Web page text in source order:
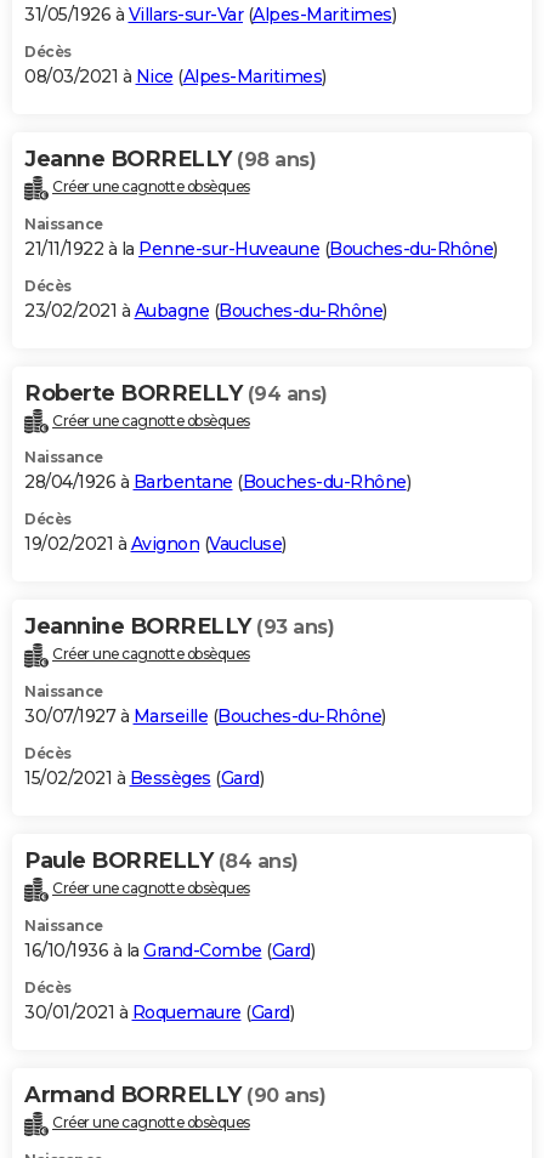
31/05/1926 à Villars-sur-Var(Alpes-Maritimes)
Décès
08/03/2021 à Nice (Alpes-Maritimes)
Jeanne BORRELLY (98 ans)
Créer une cagnotte obsèques
Naissance
21/11/1922 à la Penne-sur-Huveaune (Bouches-du-Rhône)
Décès
23/02/2021 à Aubagne (Bouches-du-Rhône)
Roberte BORRELLY (94 ans)
Créer une cagnotte obsèques
Naissance
28/04/1926 à Barbentane (Bouches-du-Rhône)
Décès
19/02/2021 à Avignon (Vaucluse)
Jeannine BORRELLY (93 ans)
Créer une cagnotte obsèques
Naissance
30/07/1927 à Marseille (Bouches-du-Rhône)
Décès
15/02/2021 à Bessèges (Gard)
Paule BORRELLY (84 ans)
Créer une cagnotte obsèques
Naissance
16/10/1936 à la Grand-Combe (Gard)
Décès
30/01/2021 à Roquemaure (Gard)
Armand BORRELLY (90 ans)
Créer une cagnotte obsèques